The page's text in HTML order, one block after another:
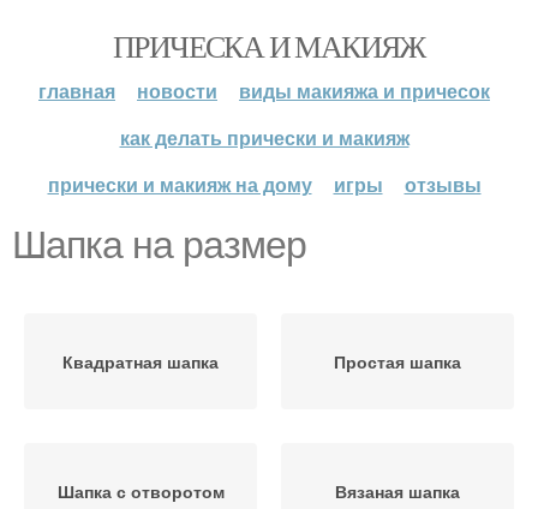
ПРИЧЕСКА И МАКИЯЖ
главная новости
виды макияжа и причесок
как делать прически и макияж
прически и макияж на дому
игры отзывы
Шапка на размер
Квадратная шапка Простая шапка
Шапка с отворотом Вязаная шапка